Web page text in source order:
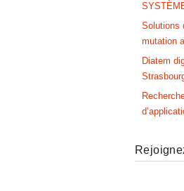
Solutions
mutation
Diatem